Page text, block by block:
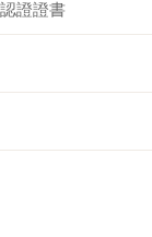
證證書